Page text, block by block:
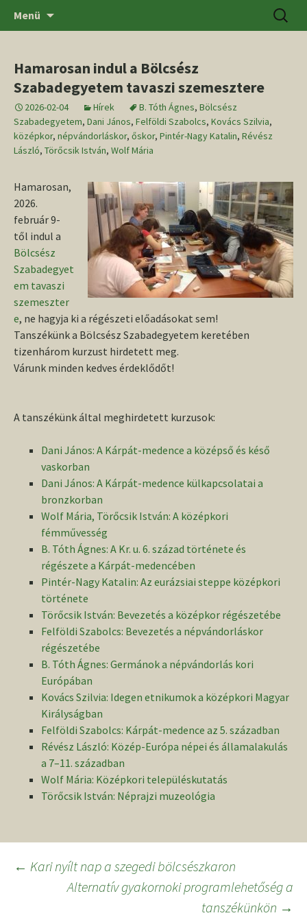
SZTE BTK Régészeti Tanszék
Menü
Hamarosan indul a Bölcsész
Szabadegyetem tavaszi szemesztere
2026-02-04 Hírek B. Tóth Ágnes, Bölcsész
Szabadegyetem, Dani János, Felföldi Szabolcs, Kovács Szilvia,
középkor, népvándorláskor, őskor, Pintér-Nagy Katalin, Révész
László, Törőcsik István, Wolf Mária
Hamarosan,
2026.
február 9-
től indul a
Bölcsész
Szabadegyet
em tavaszi
szemeszter
e, ne hagyja ki a régészeti előadásokat sem!
Tanszékünk a Bölcsész Szabadegyetem keretében
tizenhárom kurzust hirdetett meg.
Várunk minden kedves érdeklődőt!
A tanszékünk által meghirdetett kurzusok:
Dani János: A Kárpát-medence a középső és késő
vaskorban
Dani János: A Kárpát-medence külkapcsolatai a
bronzkorban
Wolf Mária, Törőcsik István: A középkori
fémművesség
B. Tóth Ágnes: A Kr. u. 6. század története és
régészete a Kárpát-medencében
Pintér-Nagy Katalin: Az eurázsiai steppe középkori
története
Törőcsik István: Bevezetés a középkor régészetébe
Felföldi Szabolcs: Bevezetés a népvándorláskor
régészetébe
B. Tóth Ágnes: Germánok a népvándorlás kori
Európában
Kovács Szilvia: Idegen etnikumok a középkori Magyar
Királyságban
Felföldi Szabolcs: Kárpát-medence az 5. században
Révész László: Közép-Európa népei és államalakulás
a 7–11. században
Wolf Mária: Középkori településkutatás
Törőcsik István: Néprajzi muzeológia
Bejegyzés
navigáció
← Kari nyílt nap a szegedi bölcsészkaron
Alternatív gyakornoki programlehetőség a
tanszékünkön →